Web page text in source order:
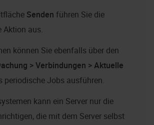
Senden führen Sie die
Aktion aus.
können Sie ebenfalls über den
> Verbindungen > Aktuelle
periodische Jobs ausführen.
kann ein Server nur die
die mit dem Server selbst